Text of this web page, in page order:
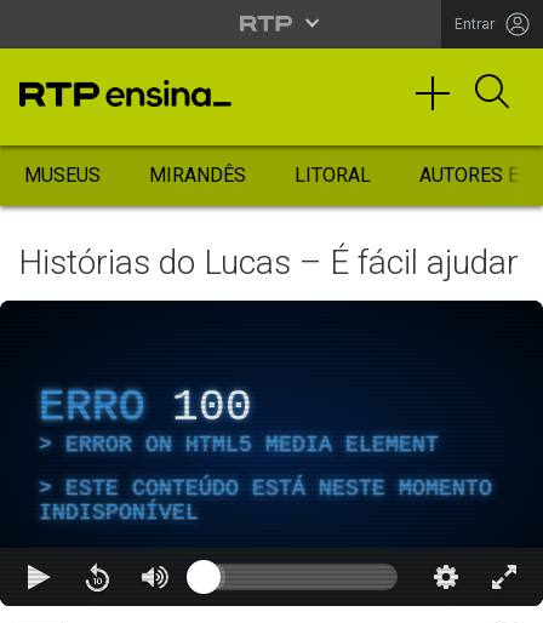
Entrar
MUSEUS MIRANDÊS LITORAL AUTORES
Histórias do Lucas – É fácil ajudar
ERRO 100
ERROR ON HTML5 MEDIA ELEMENT
ESTE CONTEÚDO ESTÁ NESTE MOMENTO
INDISPONÍVEL